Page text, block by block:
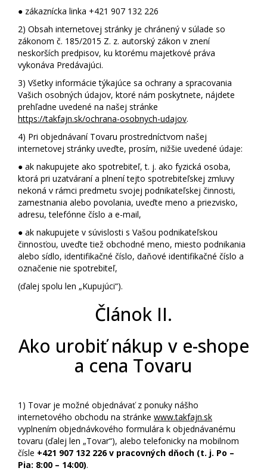
● zákaznícka linka +421 907 132 226
2) Obsah internetovej stránky je chránený v súlade so
zákonom č. 185/2015 Z. z. autorský zákon v znení
neskorších predpisov, ku ktorému majetkové práva
vykonáva Predávajúci.
3) Všetky informácie týkajúce sa ochrany a spracovania
Vašich osobných údajov, ktoré nám poskytnete, nájdete
prehľadne uvedené na našej stránke
https://takfajn.sk/ochrana-osobnych-udajov.
4) Pri objednávaní Tovaru prostredníctvom našej
internetovej stránky uveďte, prosím, nižšie uvedené údaje:
● ak nakupujete ako spotrebiteľ, t. j. ako fyzická osoba,
ktorá pri uzatváraní a plnení tejto spotrebiteľskej zmluvy
nekoná v rámci predmetu svojej podnikateľskej činnosti,
zamestnania alebo povolania, uveďte meno a priezvisko,
adresu, telefónne číslo a e-mail,
● ak nakupujete v súvislosti s Vašou podnikateľskou
činnosťou, uveďte tiež obchodné meno, miesto podnikania
alebo sídlo, identifikačné číslo, daňové identifikačné číslo a
označenie nie spotrebiteľ,
(ďalej spolu len „Kupujúci“).
Článok II.
Ako urobiť nákup v e-shope
a cena Tovaru
1) Tovar je možné objednávať z ponuky nášho
internetového obchodu na stránke www.takfajn.sk
vyplnením objednávkového formulára k objednávanému
tovaru (ďalej len „Tovar“), alebo telefonicky na mobilnom
čísle +421 907 132 226 v pracovných dňoch (t. j. Po –
Pia: 8:00 – 14:00).